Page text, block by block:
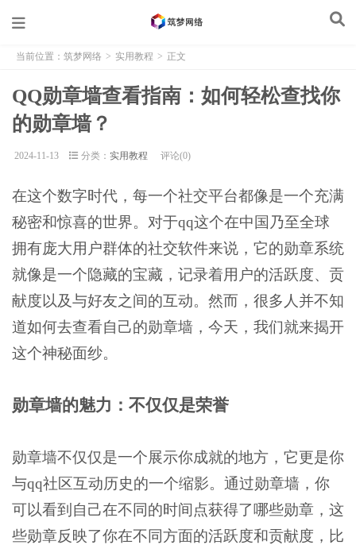
当前位置： 筑梦网络 > 实用教程 > 正文
QQ勋章墙查看指南：如何轻松查找你
的勋章墙？
2024-11-13 分类： 实用教程 评论(0)
在这个数字时代，每一个社交平台都像是一个充满
秘密和惊喜的世界。对于qq这个在中国乃至全球
拥有庞大用户群体的社交软件来说，它的勋章系统
就像是一个隐藏的宝藏，记录着用户的活跃度、贡
献度以及与好友之间的互动。然而，很多人并不知
道如何去查看自己的勋章墙，今天，我们就来揭开
这个神秘面纱。
勋章墙的魅力：不仅仅是荣誉
勋章墙不仅仅是一个展示你成就的地方，它更是你
与qq社区互动历史的一个缩影。通过勋章墙，你
可以看到自己在不同的时间点获得了哪些勋章，这
些勋章反映了你在不同方面的活跃度和贡献度，比